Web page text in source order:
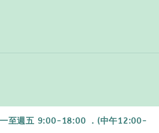
週五 9:00-18:00 ．(中午12:00-